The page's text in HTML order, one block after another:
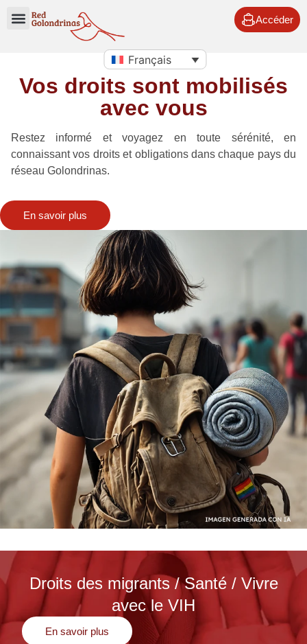
Français
Accéder
Vos droits sont mobilisés
avec vous
Restez informé et voyagez en toute sérénité, en
connaissant vos droits et obligations dans chaque pays du
réseau Golondrinas.
En savoir plus
Droits des migrants / Santé / Vivre
avec le VIH
En savoir plus